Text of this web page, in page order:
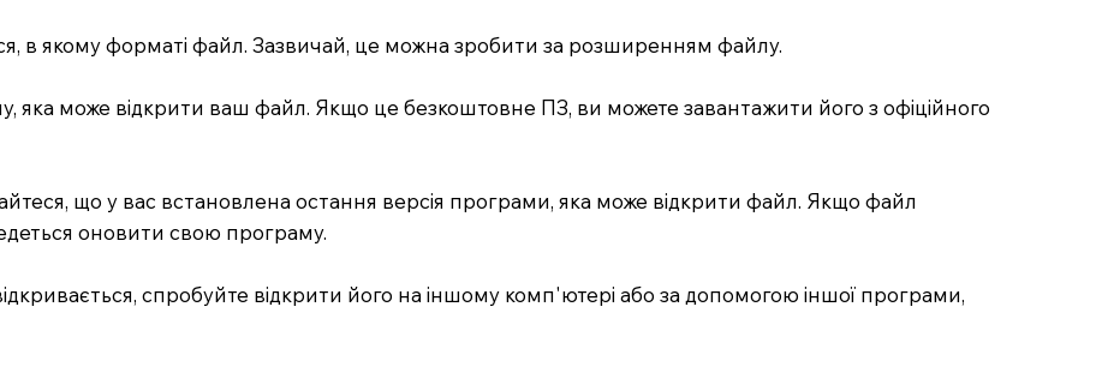
в якому форматі файл. Зазвичай, це можна зробити за розширенням файлу.
яка може відкрити ваш файл. Якщо це безкоштовне ПЗ, ви можете завантажити його з офіційного
що у вас встановлена остання версія програми, яка може відкрити файл. Якщо файл
оновити свою програму.
спробуйте відкрити його на іншому комп'ютері або за допомогою іншої програми,